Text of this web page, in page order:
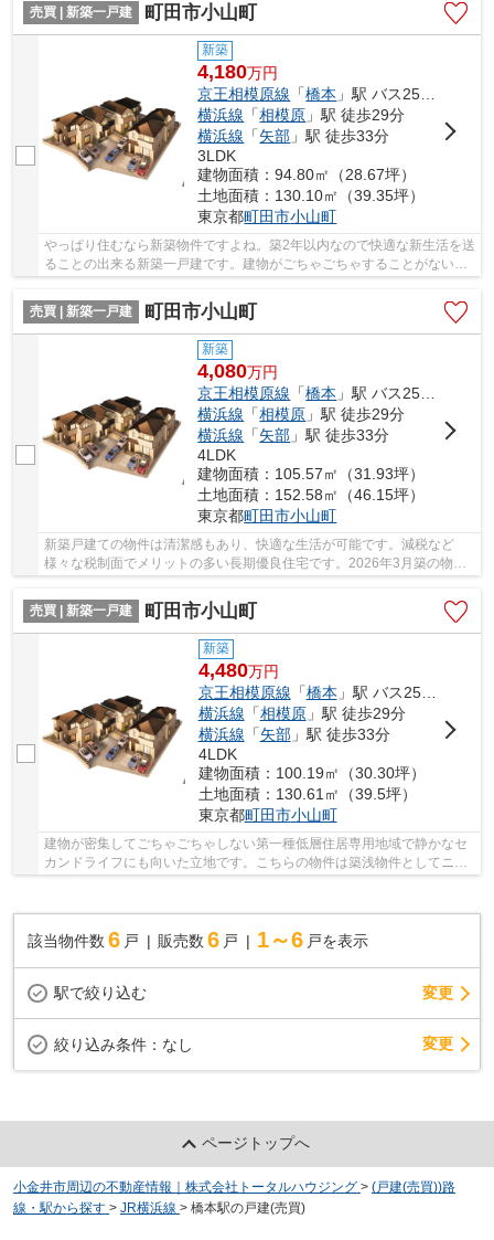
売買 | 新築一戸建
町田市小山町
新築
4,180万円
京王相模原線 「橋本 」駅 バス25分 「馬場十字路」 停歩4分
横浜線 「相模原 」駅 徒歩29分
横浜線 「矢部 」駅 徒歩33分
3LDK
建物面積：94.80㎡（28.67坪）
土地面積：130.10㎡（39.35坪）
東京都町田市小山町
やっぱり住むなら新築物件ですよね。築2年以内なので快適な新生活を送
ることの出来る新築一戸建です。建物がごちゃごちゃすることがない第
一種低層住居専用地域なので、静かに快適に過...
売買 | 新築一戸建
町田市小山町
新築
4,080万円
京王相模原線 「橋本 」駅 バス25分 「馬場十字路」 停歩4分
横浜線 「相模原 」駅 徒歩29分
横浜線 「矢部 」駅 徒歩33分
4LDK
建物面積：105.57㎡（31.93坪）
土地面積：152.58㎡（46.15坪）
東京都町田市小山町
新築戸建ての物件は清潔感もあり、快適な生活が可能です。減税など
様々な税制面でメリットの多い長期優良住宅です。2026年3月築の物件
です。きれい好きな方に一押しなピカピカの新築物...
売買 | 新築一戸建
町田市小山町
新築
4,480万円
京王相模原線 「橋本 」駅 バス25分 「馬場十字路」 停歩4分
横浜線 「相模原」駅 徒歩29分
横浜線 「矢部」駅 徒歩33分
4LDK
建物面積：100.19㎡（30.30坪）
土地面積：130.61㎡（39.5坪）
東京都町田市小山町
建物が密集してごちゃごちゃしない第一種低層住居専用地域で静かなセ
カンドライフにも向いた立地です。こちらの物件は築浅物件としてニー
ズの高い物件です。一押しの130.61㎡(公簿)の...
該当物件数 6 戸 販売数 6 戸 1～6 戸を表示
駅で絞り込む 変更
絞り込み条件： なし 変更
ページトップへ
小金井市周辺の不動産情報｜株式会社トータルハウジング > (戸建(売買))路
線・駅から探す > JR横浜線 > 橋本駅の戸建(売買)